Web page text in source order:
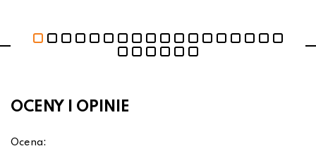
OCENY I OPINIE
Ocena: